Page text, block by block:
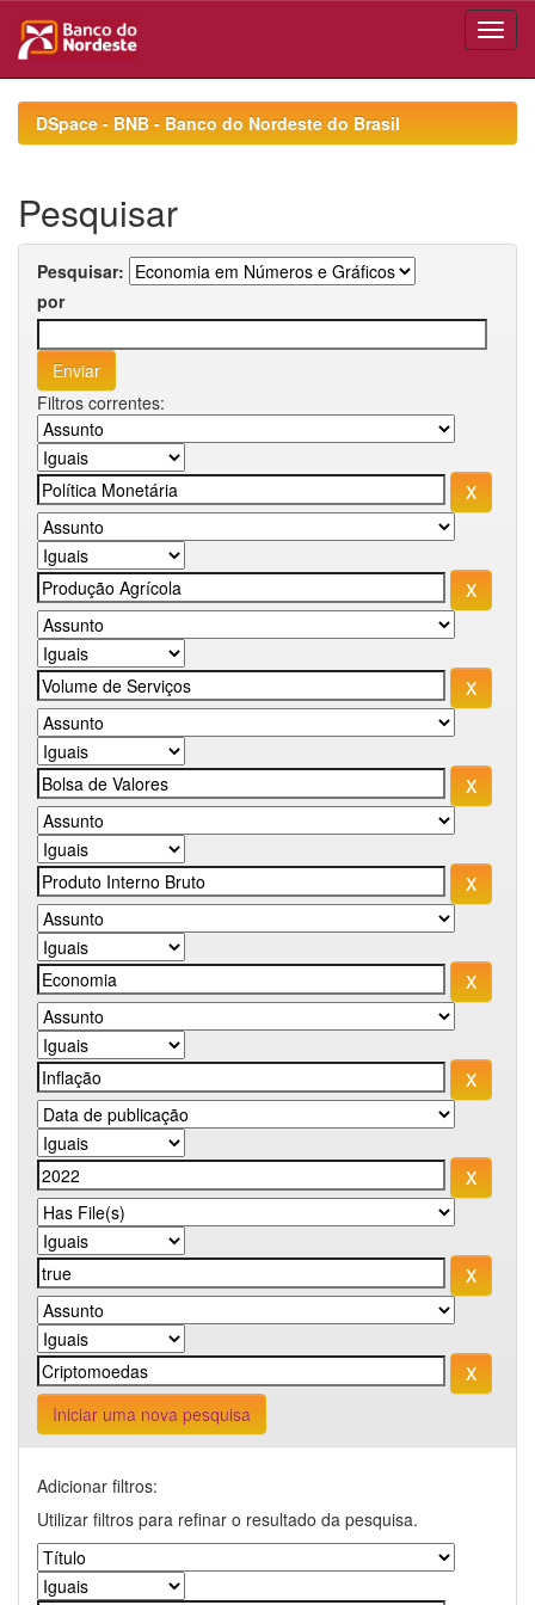
navigationDSpace - BNB - Banco do Nordeste do Brasil
Pesquisar
Pesquisar:
por
Filtros correntes:
Iniciar uma nova pesquisa
Adicionar filtros:
Utilizar filtros para refinar o resultado da pesquisa.